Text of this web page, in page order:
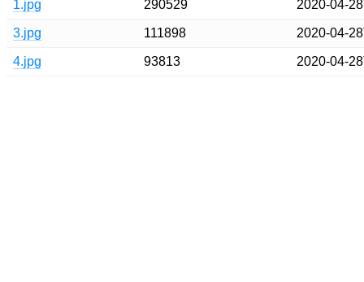
1.jpg 290529 2020-04-
3.jpg 111898 2020-04-
4.jpg 93813 2020-04-